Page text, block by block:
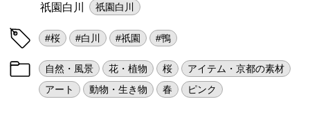
祇園白川 祇園白川
#桜 #白川 #祇園 #鴨
自然・風景 花・植物 桜
アイテム・京都の素材
アート
動物・生き物 春 ピンク